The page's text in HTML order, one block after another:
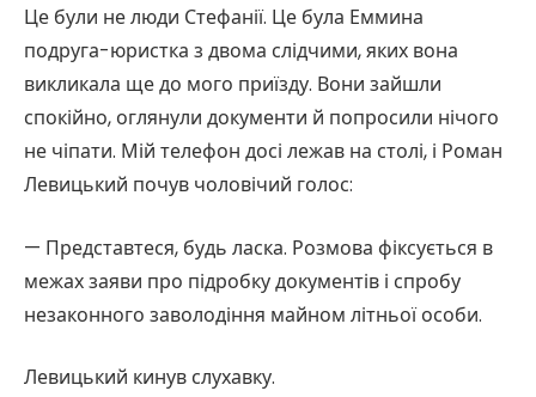
Це були не люди Стефанії. Це була Еммина
подруга-юристка з двома слідчими, яких вона
викликала ще до мого приїзду. Вони зайшли
спокійно, оглянули документи й попросили нічого
не чіпати. Мій телефон досі лежав на столі, і Роман
Левицький почув чоловічий голос:
— Представтеся, будь ласка. Розмова фіксується в
межах заяви про підробку документів і спробу
незаконного заволодіння майном літньої особи.
Левицький кинув слухавку.